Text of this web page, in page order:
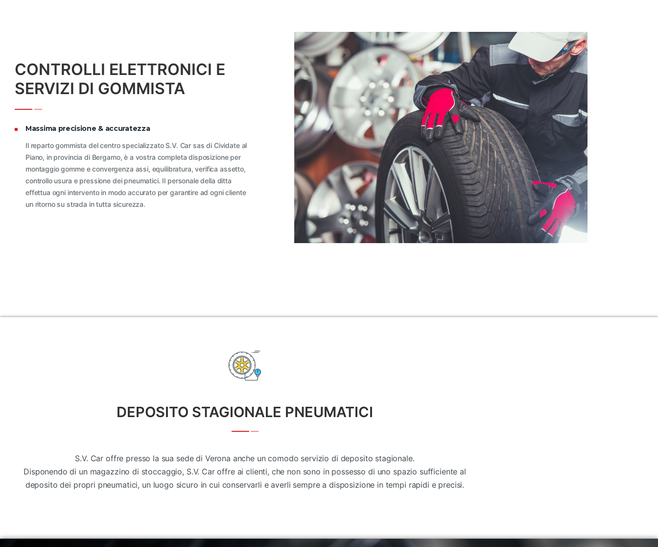
CONTROLLI ELETTRONICI E
SERVIZI DI GOMMISTA
Massima precisione & accuratezza
Il reparto gommista del centro specializzato S.V. Car sas di Cividate al
Piano, in provincia di Bergamo, è a vostra completa disposizione per
montaggio gomme e convergenza assi, equilibratura, verifica assetto,
controllo usura e pressione dei pneumatici. Il personale della ditta
effettua ogni intervento in modo accurato per garantire ad ogni cliente
un ritorno su strada in tutta sicurezza.
DEPOSITO STAGIONALE PNEUMATICI
S.V. Car offre presso la sua sede di Verona anche un comodo servizio di deposito stagionale.
Disponendo di un magazzino di stoccaggio, S.V. Car offre ai clienti, che non sono in possesso di uno spazio sufficiente al
deposito dei propri pneumatici, un luogo sicuro in cui conservarli e averli sempre a disposizione in tempi rapidi e precisi.